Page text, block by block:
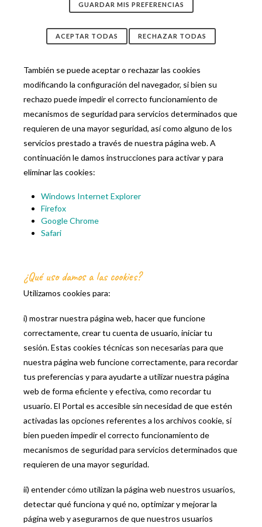
GUARDAR MIS PREFERENCIAS
ACEPTAR TODAS RECHAZAR TODAS
También se puede aceptar o rechazar las cookies
modificando la configuración del navegador, si bien su
rechazo puede impedir el correcto funcionamiento de
mecanismos de seguridad para servicios determinados que
requieren de una mayor seguridad, así como alguno de los
servicios prestado a través de nuestra página web. A
continuación le damos instrucciones para activar y para
eliminar las cookies:
Windows Internet Explorer
Firefox
Google Chrome
Safari
¿Qué uso damos a las cookies?
Utilizamos cookies para:
i) mostrar nuestra página web, hacer que funcione
correctamente, crear tu cuenta de usuario, iniciar tu
sesión. Estas cookies técnicas son necesarias para que
nuestra página web funcione correctamente, para recordar
tus preferencias y para ayudarte a utilizar nuestra página
web de forma eficiente y efectiva, como recordar tu
usuario. El Portal es accesible sin necesidad de que estén
activadas las opciones referentes a los archivos cookie, si
bien pueden impedir el correcto funcionamiento de
mecanismos de seguridad para servicios determinados que
requieren de una mayor seguridad.
ii) entender cómo utilizan la página web nuestros usuarios,
detectar qué funciona y qué no, optimizar y mejorar la
página web y asegurarnos de que nuestros usuarios